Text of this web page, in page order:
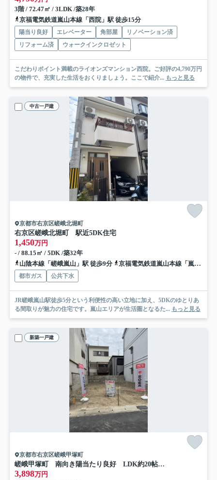
3階 / 72.47㎡ / 3LDK /築28年
京福電気鉄道嵐山本線「西院」駅 徒歩15分
陽当り良好 エレベーター 角部屋
リノベーション済
リフォーム済
ウォークインクロゼット
こだわりポイント満載のライオンズマンション西院。ご好評の4,790万円
の物件で、充実した生活をおくりましょう。ここで紹介... もっと見る
中古一戸建
京都市右京区嵯峨北堀町
右京区嵯峨北堀町 駅近5DK住宅
1,450万円
- / 88.15㎡ / 5DK /築32年
山陰本線「嵯峨嵐山」駅 徒歩9分
京福電気鉄道嵐山本線「嵐電嵯峨」駅 徒歩7分
都市ガス 公共下水
JR嵯峨嵐山駅徒歩5分という利便性の高い立地に加え、5DKのゆとりあ
る間取りが魅力の住宅です。嵐山エリアが生活圏となるた... もっと見る
新築一戸建
京都市右京区嵯峨甲塚町
嵯峨甲塚町 南向き陽当たり良好 LDK約20帖の新築4LDK住宅
3,898万円